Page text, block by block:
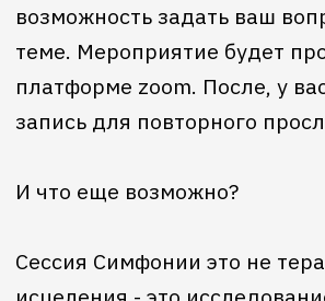
реальности.
Сессии Симфонии основаны на
инструментах Access Consciousness и на
энергетической трансформационной